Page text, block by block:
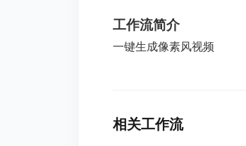
工作流简介
一键生成像素风视频
相关工作流